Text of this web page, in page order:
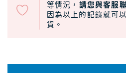
等情況， 請您與客服
因為以上的記錄就可
貨。